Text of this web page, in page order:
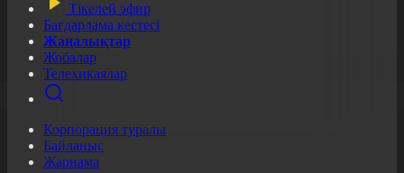
Тікелей эфир
Бағдарлама кестесі
Жаңалықтар
Жобалар
Телехикаялар
Корпорация туралы
Байланыс
Жарнама